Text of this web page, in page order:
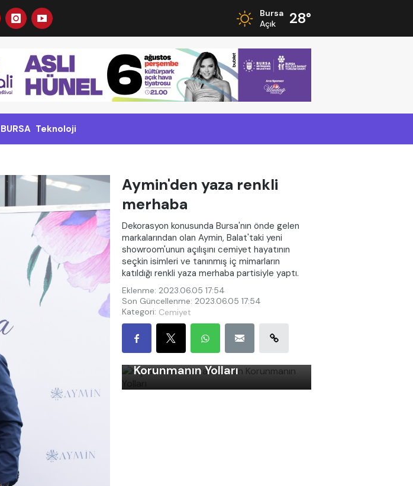
Bursa
Açık
28°
BURSA Teknoloji
Aymin'den yaza renkli
merhaba
Dekorasyon konusunda Bursa'nın önde gelen
markalarından olan Aymin, Balat'taki yeni
showroom'unun açılışını cemiyet hayatının
seçkin isimleri ve tanınmış iç mimarların
katıldığı renkli yaza merhaba partisiyle yaptı.
Eklenme: 2023.06.05 17:54
Son Güncellenme: 2023.06.05 17:54
Kategori: Cemiyet
Kış Gelirken Hastalıklardan
Korunmanın Yolları